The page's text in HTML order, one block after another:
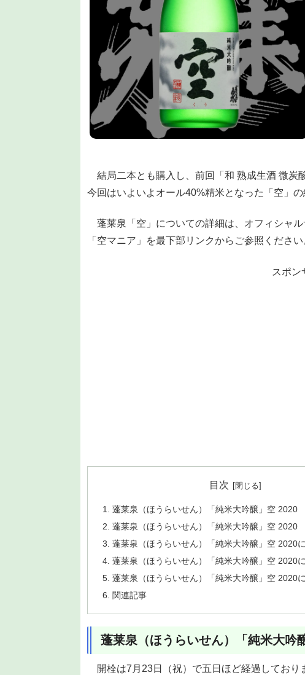
結局二本とも購入し、前回「和 熟成生酒 微炭
今回はいよいよオール40%精米となった「空」の
蓬莱泉「空」についての詳細は、オフィシャ
「空マニア」を最下部リンクからご参照ください
スポン
目次
蓬莱泉（ほうらいせん）「純米大吟醸」空 2020
蓬莱泉（ほうらいせん）「純米大吟醸」空 2020
蓬莱泉（ほうらいせん）「純米大吟醸」空 2020
蓬莱泉（ほうらいせん）「純米大吟醸」空 2020
蓬莱泉（ほうらいせん）「純米大吟醸」空 2020
関連記事
蓬莱泉（ほうらいせん）「純米大
開栓は7月23日（祝）で五日ほど経過しており